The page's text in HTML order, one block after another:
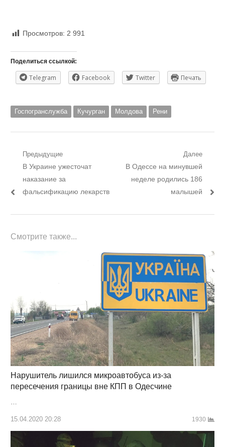
Просмотров: 2 991
Поделиться ссылкой:
Telegram Facebook Twitter Печать
Госпогранслужба Кучурган Молдова Рени
Навигация
записям
Предыдущие
Предыдущий
пост:
В Украине ужесточат
наказание за
фальсификацию лекарств
Далее
Следующий
пост:
В Одессе на минувшей
неделе родились 186
малышей
Смотрите также...
Нарушитель лишился микроавтобуса из-за
пересечения границы вне КПП в Одесчине
15.04.2020 20:28 1930